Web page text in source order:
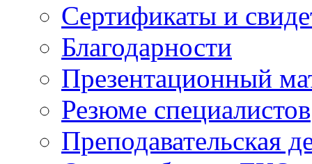
Сертификаты и
Благодарности
Презентационный
Резюме специалистов
Преподавательская